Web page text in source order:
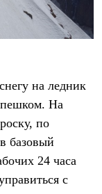
на ледник
пешком. На
по
базовый
24 часа
с